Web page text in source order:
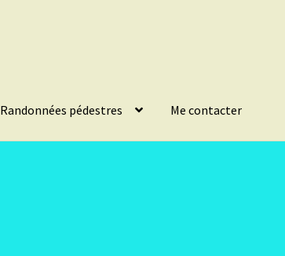
Randonnées pédestres Me contacter